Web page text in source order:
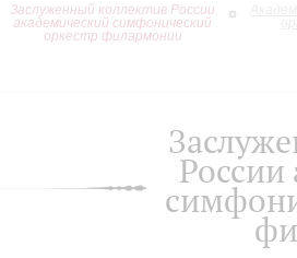
Заслуженный коллектив России
академический симфонический
оркестр филармонии